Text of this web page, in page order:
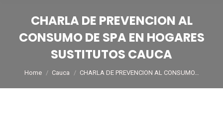
CHARLA DE PREVENCION AL
CONSUMO DE SPA EN HOGARES
SUSTITUTOS CAUCA
You are here:
Home Cauca CHARLA DE PREVENCION AL CONSUMO…